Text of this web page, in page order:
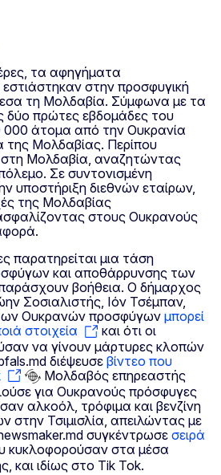
τα αφηγήματα
στην προσφυγική
τη Μολδαβία. Σύμφωνα με τα
δύο πρώτες εβδομάδες του
000 άτομα από την Ουκρανία
της Μολδαβίας. Περίπου
Μολδαβία, αναζητώντας
Σε συντονισμένη
υποστήριξη διεθνών εταίρων,
της Μολδαβίας
στους Ουκρανούς
παρατηρείται μια τάση
και αποθάρρυνσης των
βοήθεια. Ο δήμαρχος
Σοσιαλιστής, Ιόν Τσέμπαν,
Ουκρανών προσφύγωνμπορεί
στοιχεία
και ότι οι
να γίνουν μάρτυρες κλοπών
διέψευσε βίντεο που
Μολδαβός επηρεαστής
για Ουκρανούς πρόσφυγες
αλκοόλ, τρόφιμα και βενζίνη
στην Τσιμισλία, απειλώντας με
συγκέντρωσε σειρά
κυκλοφορούσαν στα μέσα
και ιδίως στο Tik Tok.